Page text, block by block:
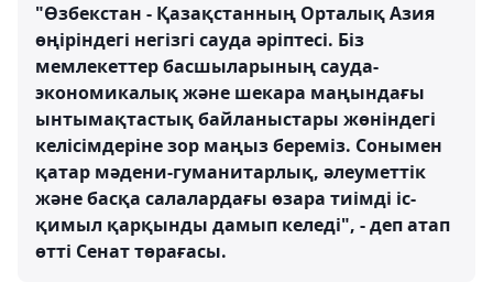
"Өзбекстан - Қазақстанның Орталық Азия
өңіріндегі негізгі сауда әріптесі. Біз
мемлекеттер басшыларының сауда-
экономикалық және шекара маңындағы
ынтымақтастық байланыстары жөніндегі
келісімдеріне зор маңыз береміз. Сонымен
қатар мәдени-гуманитарлық, әлеуметтік
және басқа салалардағы өзара тиімді іс-
қимыл қарқынды дамып келеді", - деп атап
өтті Сенат төрағасы.